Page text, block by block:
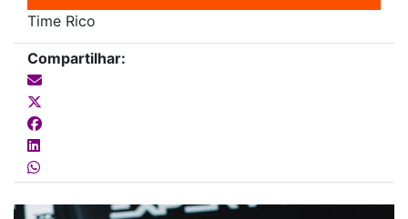
Time Rico
Compartilhar: